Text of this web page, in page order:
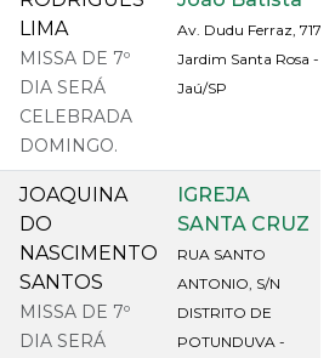
LIMA
MISSA DE 7º
DIA SERÁ
CELEBRADA
DOMINGO.
Av. Dudu Ferraz, 717
Jardim Santa Rosa -
Jaú/SP
JOAQUINA
DO
NASCIMENTO
SANTOS
MISSA DE 7º
DIA SERÁ
IGREJA
SANTA CRUZ
RUA SANTO
ANTONIO, S/N
DISTRITO DE
POTUNDUVA -